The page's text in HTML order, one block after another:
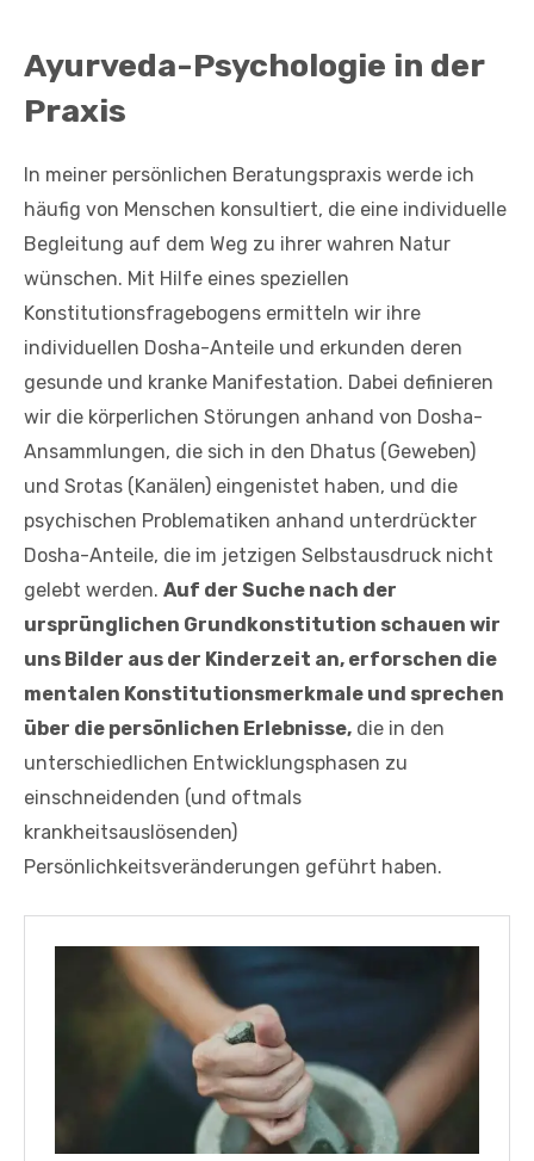
Ayurveda-Psychologie in der
Praxis
In meiner persönlichen Beratungspraxis werde ich
häufig von Menschen konsultiert, die eine individuelle
Begleitung auf dem Weg zu ihrer wahren Natur
wünschen. Mit Hilfe eines speziellen
Konstitutionsfragebogens ermitteln wir ihre
individuellen Dosha-Anteile und erkunden deren
gesunde und kranke Manifestation. Dabei definieren
wir die körperlichen Störungen anhand von Dosha-
Ansammlungen, die sich in den Dhatus (Geweben)
und Srotas (Kanälen) eingenistet haben, und die
psychischen Problematiken anhand unterdrückter
Dosha-Anteile, die im jetzigen Selbstausdruck nicht
gelebt werden. Auf der Suche nach der
ursprünglichen Grundkonstitution schauen wir
uns Bilder aus der Kinderzeit an, erforschen die
mentalen Konstitutionsmerkmale und sprechen
über die persönlichen Erlebnisse, die in den
unterschiedlichen Entwicklungsphasen zu
einschneidenden (und oftmals
krankheitsauslösenden)
Persönlichkeitsveränderungen geführt haben.